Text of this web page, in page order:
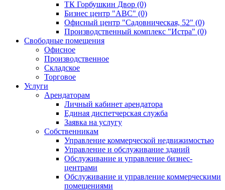
ТК Горбушкин Двор (0)
Бизнес центр "АВС" (0)
Офисный центр "Садовническая, 52" (0)
Производственный комплекс "Истра" (0)
Свободные помещения
Офисное
Производственное
Складское
Торговое
Услуги
Арендаторам
Личный кабинет арендатора
Единая диспетчерская служба
Заявка на услугу
Собственникам
Управление коммерческой недвижимостью
Управление и обслуживание зданий
Обслуживание и управление бизнес-
центрами
Обслуживание и управление коммерческими
помещениями